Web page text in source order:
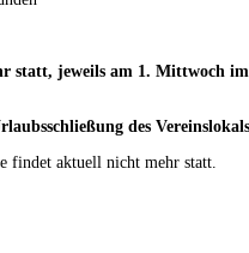
statt, jeweils am 1. Mittwoch
des
findet aktuell nicht mehr statt.